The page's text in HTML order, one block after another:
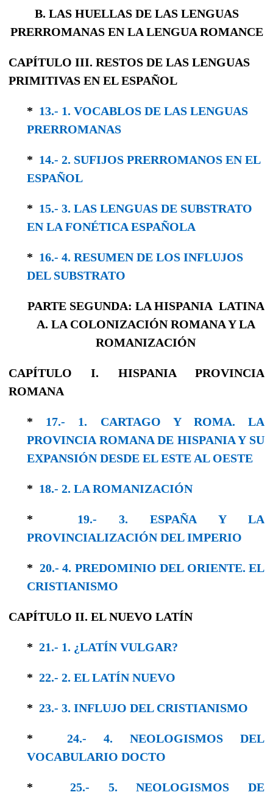
B. LAS HUELLAS DE LAS LENGUAS
PRERROMANAS EN LA LENGUA ROMANCE
CAPÍTULO III. RESTOS DE LAS LENGUAS
PRIMITIVAS EN EL ESPAÑOL
* 13.- 1. VOCABLOS DE LAS LENGUAS
PRERRO­MANAS
* 14.- 2. SUFIJOS PRERROMANOS EN EL
ESPAÑOL
* 15.- 3. LAS LENGUAS DE SUBSTRATO
EN LA FONÉTICA ESPAÑOLA
* 16.- 4. RESUMEN DE LOS INFLUJOS
DEL SUBSTRATO
PARTE SEGUNDA: LA HISPANIA LATINA
A. LA COLONIZACIÓN ROMANA Y LA
ROMANIZACIÓN
CAPÍTULO I. HISPANIA PROVINCIA
ROMANA
* 17.- 1. CARTAGO Y ROMA. LA
PROVINCIA ROMANA DE HISPANIA Y SU
EXPANSIÓN DESDE EL ESTE AL OESTE
* 18.- 2. LA ROMANIZACIÓN
* 19.- 3. ESPAÑA Y LA
PROVINCIALIZACIÓN DEL IMPERIO
* 20.- 4. PREDOMINIO DEL ORIENTE. EL
CRISTIANISMO
CAPÍTULO II. EL NUEVO LATÍN
* 21.- 1. ¿LATÍN VULGAR?
* 22.- 2. EL LATÍN NUEVO
* 23.- 3. INFLUJO DEL CRISTIANISMO
* 24.- 4. NEOLOGISMOS DEL
VOCABULARIO DOCTO
*25.- 5. NEOLOGISMOS DE